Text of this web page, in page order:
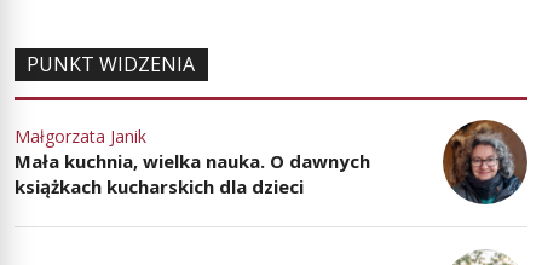
PUNKT WIDZENIA
Małgorzata Janik
Mała kuchnia, wielka nauka. O dawnych
książkach kucharskich dla dzieci